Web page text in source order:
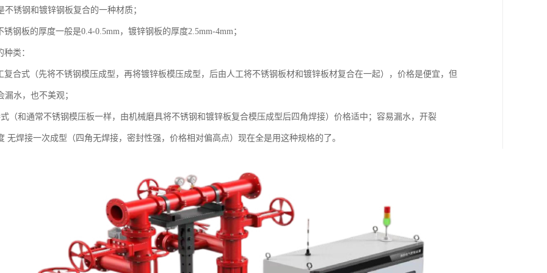
不锈钢和镀锌钢板复合的一种材质；
锈钢板的厚度一般是0.4-0.5mm，镀锌钢板的厚度2.5mm-4mm；
类：
复合式（先将不锈钢模压成型，再将镀锌板模压成型，后由人工将不锈钢板材和镀锌板材复合在一起），价格是便宜，但
漏水，也不美观；
（和通常不锈钢模压板一样，由机械磨具将不锈钢和镀锌板复合模压成型后四角焊接）价格适中；容易漏水，开裂
无焊接一次成型（四角无焊接，密封性强，价格相对偏高点）现在全是用这种规格的了。